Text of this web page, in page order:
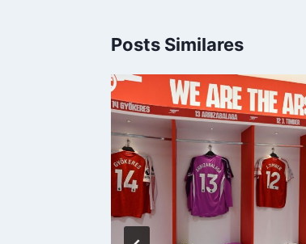
Posts Similares